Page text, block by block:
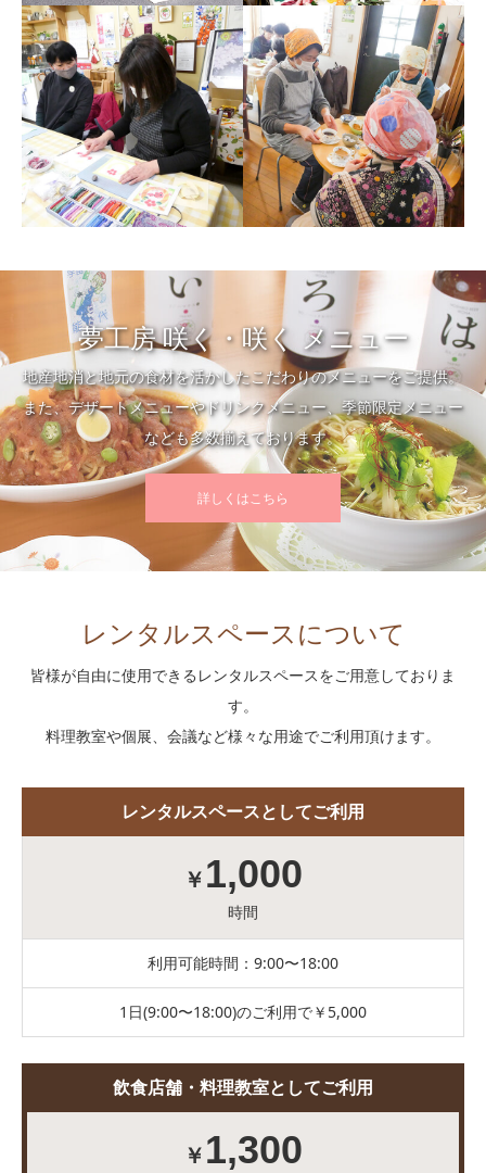
夢工房 咲く・咲く メニュー
地産地消と地元の食材を活かしたこだわりのメニューをご提供。
また、デザートメニューやドリンクメニュー、季節限定メニュー
なども多数揃えております。
詳しくはこちら
レンタルスペースについて
皆様が自由に使用できるレンタルスペースをご用意しておりま
す。
料理教室や個展、会議など様々な用途でご利用頂けます。
レンタルスペースとしてご利用
￥ 1,000
時間
利用可能時間：9:00〜18:00
1日(9:00〜18:00)のご利用で￥5,000
飲食店舗・料理教室としてご利用
￥ 1,300